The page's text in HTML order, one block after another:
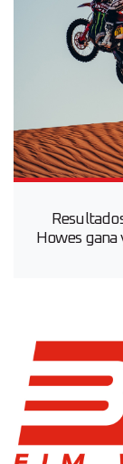
Howes gana